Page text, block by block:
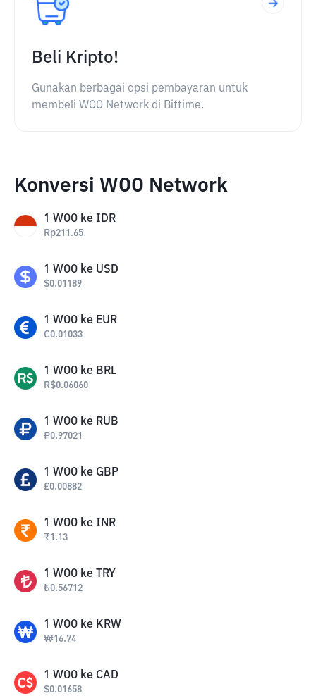
Beli Kripto!
Gunakan berbagai opsi pembayaran untuk
membeli WOO Network di Bittime.
Konversi WOO Network
1 WOO ke IDR
Rp211.65
1 WOO ke USD
$0.01189
1 WOO ke EUR
€0.01033
1 WOO ke BRL
R$0.06060
1 WOO ke RUB
₽0.97021
1 WOO ke GBP
£0.00882
1 WOO ke INR
₹1.13
1 WOO ke TRY
₺0.56712
1 WOO ke KRW
₩16.74
1 WOO ke CAD
$0.01658